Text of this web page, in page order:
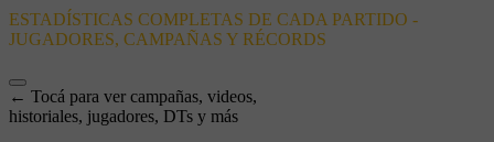
ESTADÍSTICAS COMPLETAS DE CADA PARTIDO -
JUGADORES, CAMPAÑAS Y RÉCORDS
← Tocá para ver campañas, videos,
historiales, jugadores, DTs y más